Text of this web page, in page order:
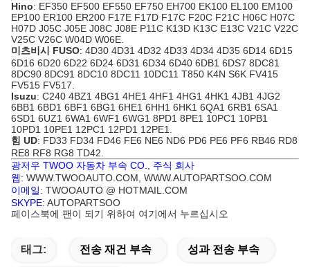
Hino: EF350 EF500 EF550 EF750 EH700 EK100 EL100 EM100
EP100 ER100 ER200 F17E F17D F17C F20C F21C H06C H07C
H07D J05C J05E J08C J08E P11C K13D K13C E13C V21C V22C
V25C V26C W04D W06E.
미츠비시 FUSO: 4D30 4D31 4D32 4D33 4D34 4D35 6D14 6D15
6D16 6D20 6D22 6D24 6D31 6D34 6D40 6DB1 6DS7 8DC81
8DC90 8DC91 8DC10 8DC11 10DC11 T850 K4N S6K FV415
FV515 FV517
Isuzu: C240 4BZ1 4BG1 4HE1 4HF1 4HG1 4HK1 4JB1 4JG2
6BB1 6BD1 6BF1 6BG1 6HE1 6HH1 6HK1 6QA1 6RB1 6SA1
6SD1 6UZ1 6WA1 6WF1 6WG1 8PD1 8PE1 10PC1 10PB1
10PD1 10PE1 12PC1 12PD1 12PE1.
힘 UD: FD33 FD34 FD46 FE6 NE6 ND6 PD6 PE6 PF6 RB46 RD8
RE8 RF8 RG8 TD42.
광저우 TWOO 자동차 부속 CO., 주식 회사
웹: WWW.TWOOAUTO.COM, WWW.AUTOPARTSOO.COM
이메일: TWOOAUTO @ HOTMAIL.COM
SKYPE: AUTOPARTSOO
페이스북에 팬이 되기 위하여 여기에서 누르십시오
태그: 전송 재건 부속 성과 전송 부속